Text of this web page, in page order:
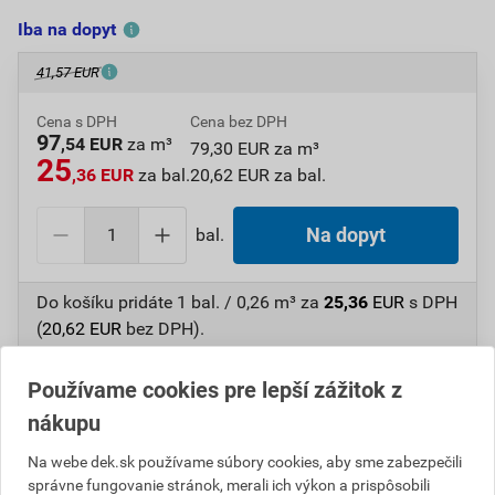
Iba na dopyt
41,57 EUR
Cena s DPH
97,54 EUR za m³
25,36 EUR za bal.
Cena bez DPH
79,30 EUR za m³
20,62 EUR za bal.
bal. Na dopyt
Do košíku pridáte 1 bal. / 0,26 m³ za 25,36 EUR s DPH
(20,62 EUR bez DPH).
Číslo položky: 1410452800
Katalógový kód: 34B38
VýrobcaDEK
Používame cookies pre lepší zážitok z
nákupu
Na webe dek.sk používame súbory cookies, aby sme zabezpečili
správne fungovanie stránok, merali ich výkon a prispôsobili